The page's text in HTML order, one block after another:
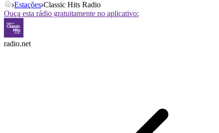
Estações Classic Hits Radio
Ouça esta rádio gratuitamente no aplicativo:
radio.net